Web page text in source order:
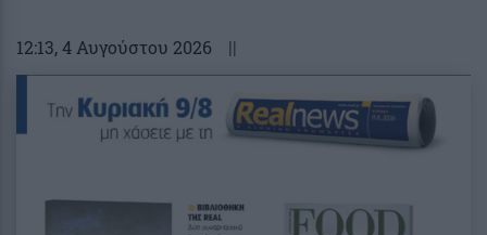
12:13, 4 Αυγούστου 2026 ||